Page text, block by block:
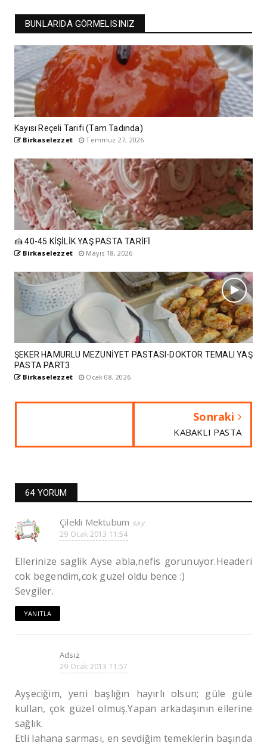
BUNLARIDA GÖRMELISINIZ
Kayısı Reçeli Tarifi (Tam Tadında)
Birkaselezzet Temmuz 27, 2026
🍰 40-45 KİŞİLİK YAŞ PASTA TARİFİ
Birkaselezzet Mayıs 18, 2026
ŞEKER HAMURLU MEZUNİYET PASTASI-DOKTOR TEMALI YAŞ
PASTA PART3
Birkaselezzet Ocak 08, 2026
Sonraki
KABAKLI PASTA
64 YORUM
Çilekli Mektubum
29 Ocak 2013 11:54
Ellerinize saglik Ayse abla,nefis gorunuyor.Headeri
cok begendim,cok guzel oldu bence :)
Sevgiler.
YANITLA
Adsız
29 Ocak 2013 11:57
Ayşeciğim, yeni başlığın hayırlı olsun; güle güle
kullan, çok güzel olmuş.Yapan arkadaşının ellerine
sağlık.
Etli lahana sarması, en sevdiğim temeklerin başında